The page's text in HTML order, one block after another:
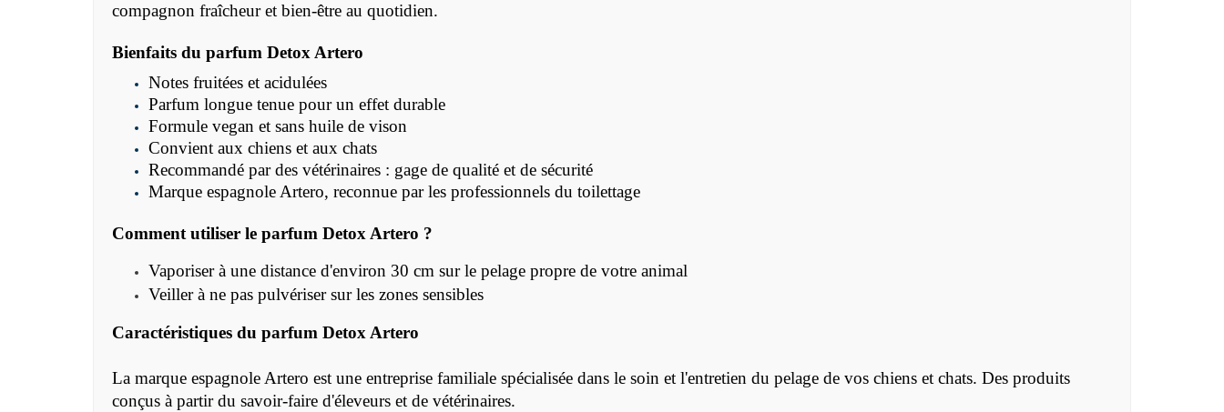
compagnon fraîcheur et bien-être au quotidien.
Bienfaits du parfum Detox Artero
Notes fruitées et acidulées
Parfum longue tenue pour un effet durable
Formule vegan et sans huile de vison
Convient aux chiens et aux chats
Recommandé par des vétérinaires : gage de qualité et de sécurité
Marque espagnole Artero, reconnue par les professionnels du toilettage
Comment utiliser le parfum Detox Artero ?
Vaporiser à une distance d'environ 30 cm sur le pelage propre de votre animal
Veiller à ne pas pulvériser sur les zones sensibles
Caractéristiques du parfum Detox Artero
La marque espagnole Artero est une entreprise familiale spécialisée dans le soin et l'entretien du pelage de vos chiens et chats. Des produits
conçus à partir du savoir-faire d'éleveurs et de vétérinaires.